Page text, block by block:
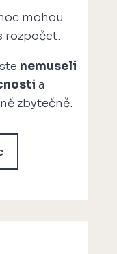
mohou
rozpočet.
nemuseli
a
zbytečně.